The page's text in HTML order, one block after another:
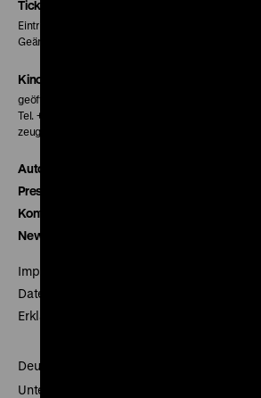
Tickets
Eintritt 5 €
Geänderte Preise sind im Programm vermerkt.
Kinokasse
geöffnet 30 Minuten vor Beginn der ersten
Tel. + 49 30 20304-770
zeughauskino@dhm.de
Autor*innen
Presse
Kontakt
Newsletter
Impressum
Datenschutz
Erklärung digitale Barrierefreiheit
Deutsches Historisches Museum
Unter den Linden 2